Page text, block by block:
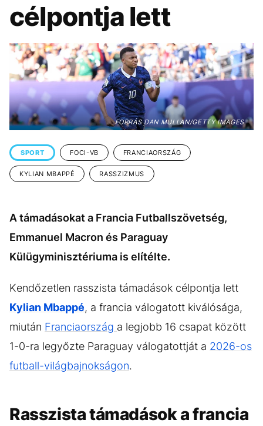
KÖZÉLET
ÉLETMÓD DESIGN
BESZÉLGETÉSEK ARCOK
VIDEÓ TÖRTÉNETEK
GASZTRO
célpontja lett
FORRÁS DAN MULLAN/GETTY IMAGES
SPORT FOCI-VB FRANCIAORSZÁG
KYLIAN MBAPPÉ RASSZIZMUS
A támadásokat a Francia Futballszövetség,
Emmanuel Macron és Paraguay
Külügyminisztériuma is elítélte.
Kendőzetlen rasszista támadások célpontja lett
Kylian Mbappé, a francia válogatott kiválósága,
miután Franciaország a legjobb 16 csapat között
1-0-ra legyőzte Paraguay válogatottját a 2026-os
futball-világbajnokságon.
Rasszista támadások a francia